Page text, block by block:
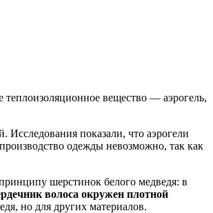
теплоизоляционное вещество — аэрогель,
Исследования показали, что аэрогели
одежды невозможно, так как
шерстинок белого медведя: в
волоса окружен плотной
но для других материалов.